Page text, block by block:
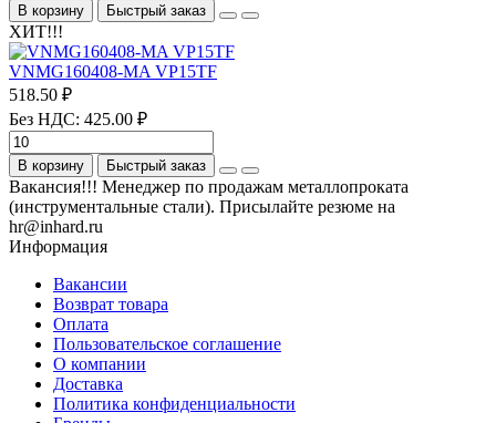
В корзину Быстрый заказ
ХИТ!!!
VNMG160408-MA VP15TF
518.50 ₽
Без НДС: 425.00 ₽
В корзину Быстрый заказ
Вакансия!!! Менеджер по продажам металлопроката
(инструментальные стали). Присылайте резюме на
hr@inhard.ru
Информация
Вакансии
Возврат товара
Оплата
Пользовательское соглашение
О компании
Доставка
Политика конфиденциальности